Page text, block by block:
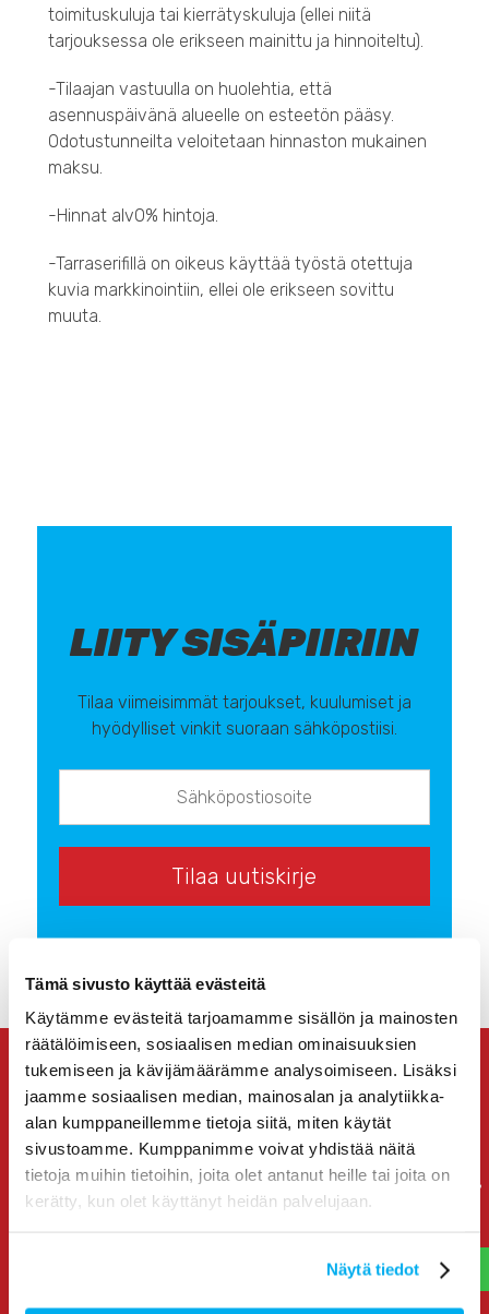
Tämä sivusto käyttää evästeitä
Käytämme evästeitä tarjoamamme sisällön ja mainosten
räätälöimiseen, sosiaalisen median ominaisuuksien
tukemiseen ja kävijämäärämme analysoimiseen. Lisäksi
jaamme sosiaalisen median, mainosalan ja analytiikka-
alan kumppaneillemme tietoja siitä, miten käytät
sivustoamme. Kumppanimme voivat yhdistää näitä
tietoja muihin tietoihin, joita olet antanut heille tai joita on
kerätty, kun olet käyttänyt heidän palvelujaan.
Näytä tiedot
toimituskuluja tai kierrätyskuluja (ellei niitä
tarjouksessa ole erikseen mainittu ja hinnoiteltu).
-Tilaajan vastuulla on huolehtia, että
asennuspäivänä alueelle on esteetön pääsy.
Odotustunneilta veloitetaan hinnaston mukainen
maksu.
-Hinnat alv0% hintoja.
-Tarraserifillä on oikeus käyttää työstä otettuja
kuvia markkinointiin, ellei ole erikseen sovittu
muuta.
LIITY SISÄPIIRIIN
Tilaa viimeisimmät tarjoukset, kuulumiset ja
hyödylliset vinkit suoraan sähköpostiisi.
SIVUKARTTA
Etusivu